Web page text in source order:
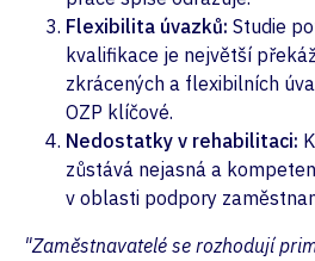
Flexibilita úvazků: Studie
kvalifikace je největší
zkrácených a flexibilních
OZP klíčové.
Nedostatky v rehabilitaci:
zůstává nejasná a
v oblasti podpory
"Zaměstnavatelé se rozhodují